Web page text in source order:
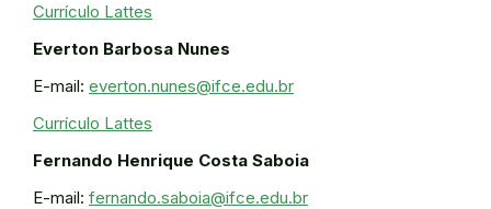
Currículo Lattes
Everton Barbosa Nunes
E-mail: everton.nunes@ifce.edu.br
Currículo Lattes
Fernando Henrique Costa Saboia
E-mail: fernando.saboia@ifce.edu.br